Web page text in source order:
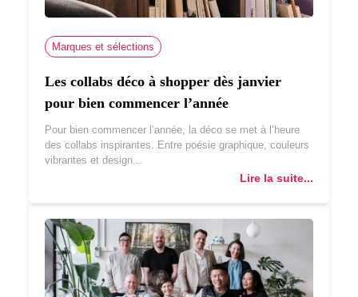
Marques et sélections
Les collabs déco à shopper dès janvier
pour bien commencer l’année
Pour bien commencer l’année, la déco se met à l’heure
des collabs inspirantes. Entre poésie graphique, couleurs
vibrantes et design...
Lire la suite...